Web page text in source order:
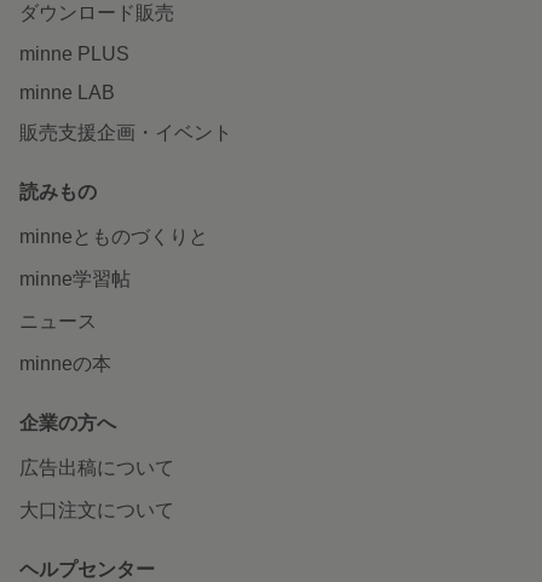
ダウンロード販売
minne PLUS
minne LAB
販売支援企画・イベント
読みもの
minneとものづくりと
minne学習帖
ニュース
minneの本
企業の方へ
広告出稿について
大口注文について
ヘルプセンター